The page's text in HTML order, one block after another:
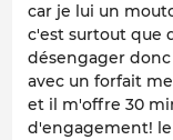
car je lui un
c'est surtout que
désengager
avec un forfait
et il m'offre 30
d'engagement!